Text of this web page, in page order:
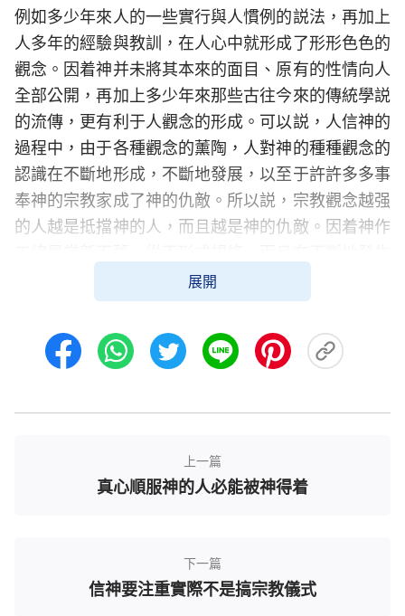
例如多少年來人的一些實行與人慣例的説法，再加上
人多年的經驗與教訓，在人心中就形成了形形色色的
觀念。因着神并未將其本來的面目、原有的性情向人
全部公開，再加上多少年來那些古往今來的傳統學説
的流傳，更有利于人觀念的形成。可以説，人信神的
過程中，由于各種觀念的薰陶，人對神的種種觀念的
認識在不斷地形成，不斷地發展，以至于許許多多事
奉神的宗教家成了神的仇敵。所以説，宗教觀念越强
的人越是抵擋神的人，而且越是神的仇敵。因着神作
着不同程度的變化、更新，這樣的作工是神自己原有
的性情的發表，也就是神原有的作工原則，也是神為
了完成他的經營的一種作工的手段，若不這樣作工，
人不會變化，不能認識神，撒但不會被打敗，所以，
的變化。而人的信神法也就大不相同了，持守舊的已
味，人這如同石頭一樣的敲都敲不動的愚笨腦袋怎能
容得下神這麽多令人不解的新的作工與説話呢？人都
人便成了神的仇敵，甚至更多的矛盾存到今天，就是
神作了幾乎六千年新工作的今天，這些矛盾已經不可
展開
上一篇
真心順服神的人必能被神得着
下一篇
信神要注重實際不是搞宗教儀式